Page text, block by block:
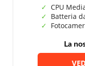
CPU
Batteria
La